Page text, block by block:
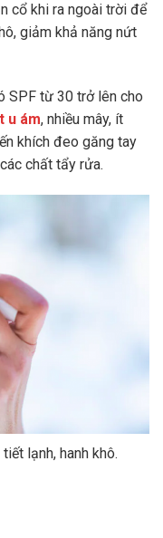
cổ khi ra ngoài trời để
giảm khả năng nứt
SPF từ 30 trở lên cho
u ám, nhiều mây, ít
khích đeo găng tay
chất tẩy rửa.
lạnh, hanh khô.